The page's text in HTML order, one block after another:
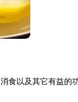
以及其它有益